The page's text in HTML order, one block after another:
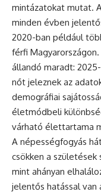
mintázatokat mutat.
minden évben
2020-ban például
férfi
állandó maradt:
nőt jeleznek az
demográfiai
életmódbeli
várható élettartama
A népességfogyás
csökken a születések
mint ahányan
jelentős hatással van